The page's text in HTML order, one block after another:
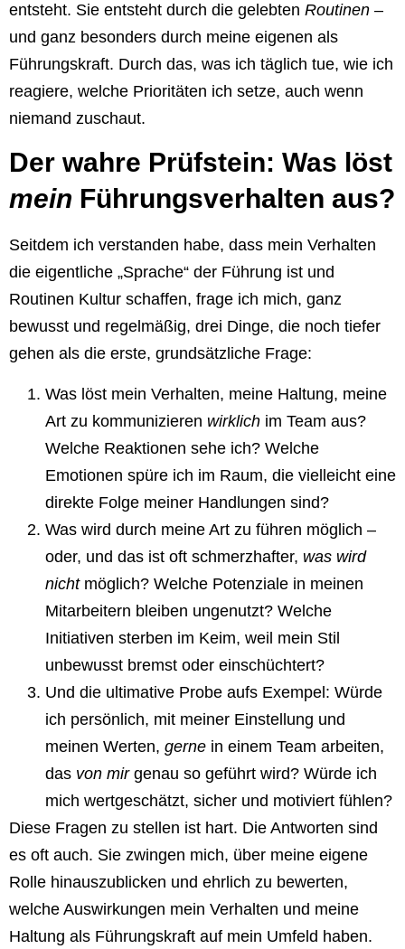
entsteht. Sie entsteht durch die gelebten Routinen –
und ganz besonders durch meine eigenen als
Führungskraft. Durch das, was ich täglich tue, wie ich
reagiere, welche Prioritäten ich setze, auch wenn
niemand zuschaut.
Der wahre Prüfstein: Was löst
mein Führungsverhalten aus?
Seitdem ich verstanden habe, dass mein Verhalten
die eigentliche „Sprache“ der Führung ist und
Routinen Kultur schaffen, frage ich mich, ganz
bewusst und regelmäßig, drei Dinge, die noch tiefer
gehen als die erste, grundsätzliche Frage:
Was löst mein Verhalten, meine Haltung, meine
Art zu kommunizieren wirklich im Team aus?
Welche Reaktionen sehe ich? Welche
Emotionen spüre ich im Raum, die vielleicht eine
direkte Folge meiner Handlungen sind?
Was wird durch meine Art zu führen möglich –
oder, und das ist oft schmerzhafter, was wird
nichtmöglich? Welche Potenziale in meinen
Mitarbeitern bleiben ungenutzt? Welche
Initiativen sterben im Keim, weil mein Stil
unbewusst bremst oder einschüchtert?
Und die ultimative Probe aufs Exempel: Würde
ich persönlich, mit meiner Einstellung und
meinen Werten, gerne in einem Team arbeiten,
das von mirgenau so geführt wird? Würde ich
mich wertgeschätzt, sicher und motiviert fühlen?
Diese Fragen zu stellen ist hart. Die Antworten sind
es oft auch. Sie zwingen mich, über meine eigene
Rolle hinauszublicken und ehrlich zu bewerten,
welche Auswirkungen mein Verhalten und meine
Haltung als Führungskraft auf mein Umfeld haben.